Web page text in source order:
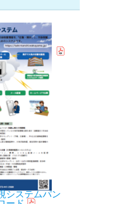
システムパン